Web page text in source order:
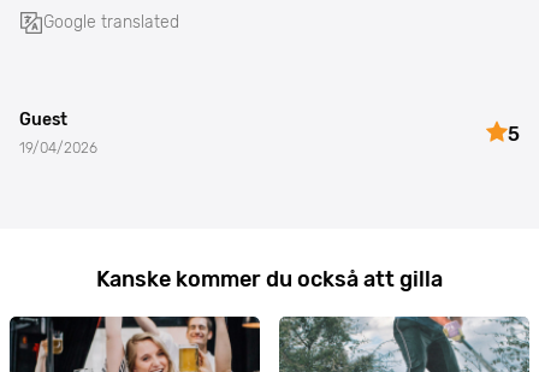
Google translated
Guest
19/04/2026
5
Kanske kommer du också att gilla